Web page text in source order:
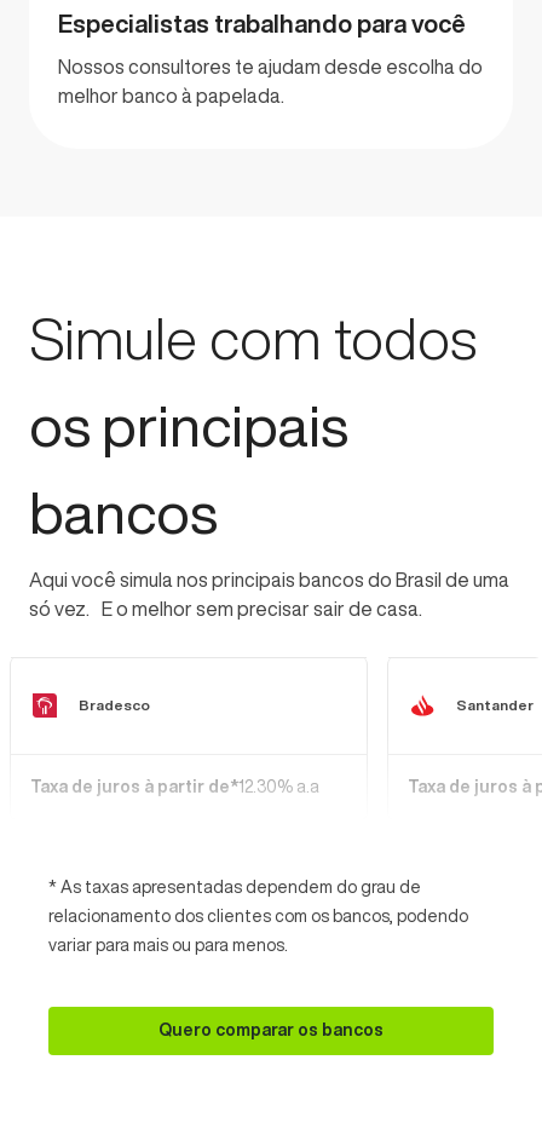
Especialistas trabalhando para você
Nossos consultores te ajudam desde escolha do
melhor banco à papelada.
Simule com todos
os principais
bancos
Aqui você simula nos principais bancos do Brasil de uma
só vez. E o melhor sem precisar sair de casa.
Bradesco
Taxa de juros à partir de*12.30% a.a
Santander
Taxa de juros à
* As taxas apresentadas dependem do grau de
relacionamento dos clientes com os bancos, podendo
variar para mais ou para menos.
Quero comparar os bancos